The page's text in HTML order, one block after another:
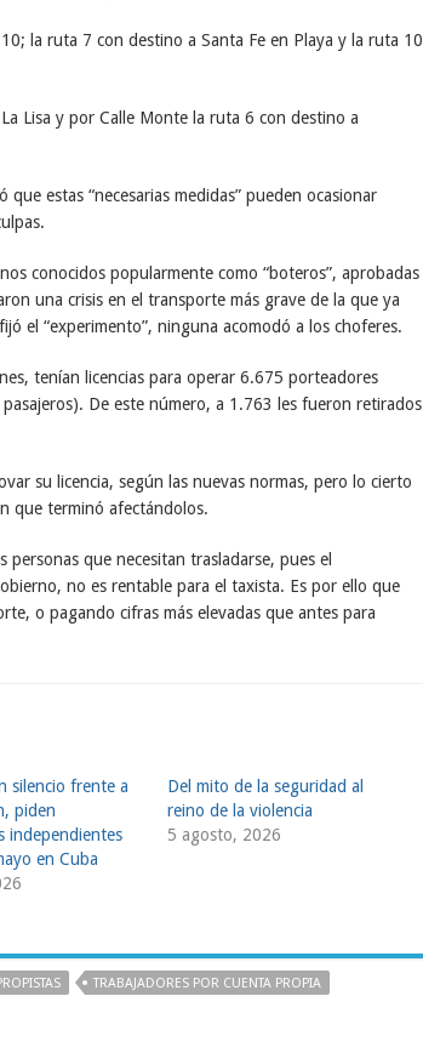
la ruta 7 con destino a Santa Fe en Playa y la ruta 10
Lisa y por Calle Monte la ruta 6 con destino a
estas “necesarias medidas” pueden ocasionar
conocidos popularmente como “boteros”, aprobadas
una crisis en el transporte más grave de la que ya
el “experimento”, ninguna acomodó a los choferes.
tenían licencias para operar 6.675 porteadores
De este número, a 1.763 les fueron retirados
su licencia, según las nuevas normas, pero lo cierto
que terminó afectándolos.
que necesitan trasladarse, pues el
no es rentable para el taxista. Es por ello que
o pagando cifras más elevadas que antes para
silencio frente a
piden
independientes
en Cuba
Del mito de la seguridad al
reino de la violencia
5 agosto, 2026
TRABAJADORES POR CUENTA PROPIA